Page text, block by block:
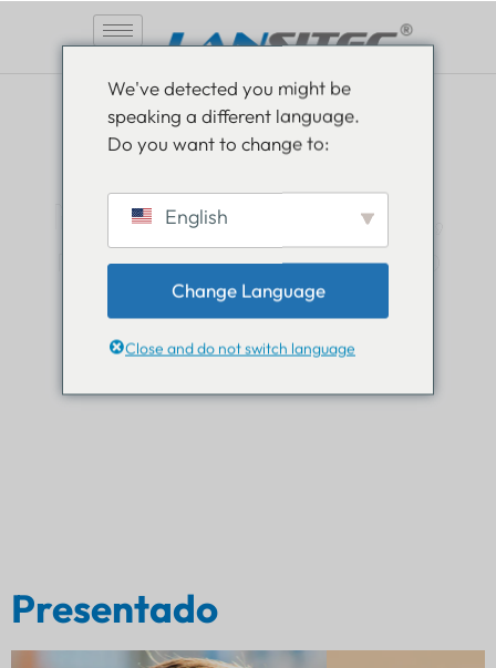
Manténgase informado,
manténgase informado
Lea todo sobre las novedades en el mundo de
Lansitec y manténgase un paso adelante.
Presentado
We've detected you might be
speaking a different language.
Do you want to change to:
English
Change Language
Close and do not switch language